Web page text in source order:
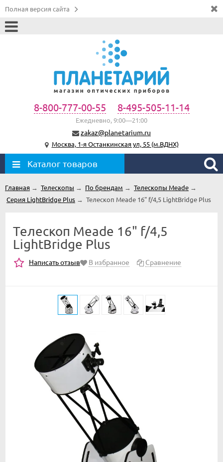
Полная версия сайта
8-800-777-00-55 8-495-505-11-14
Ежедневно, 9:00—21:00
zakaz@planetarium.ru
Москва, 1-я Останкинская ул, 55 (м.ВДНХ)
Каталог товаров
Главная → Телескопы → По брендам → Телескопы Meade →
Серия LightBridge Plus → Телескоп Meade 16" f/4,5 LightBridge Plus
Телескоп Meade 16" f/4,5
LightBridge Plus
Написать отзыв В избранное Сравнение